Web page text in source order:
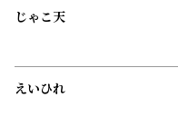
じゃこ天
えいひれ